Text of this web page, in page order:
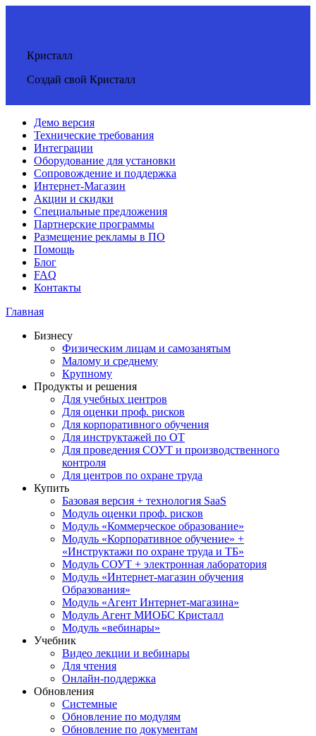
Кристалл
Создай свой Кристалл
Демо версия
Технические требования
Интеграции
Оборудование для установки
Сопровождение и поддержка
Интернет-Магазин
Акции и скидки
Специальные предложения
Партнерские программы
Размещение рекламы в ПО
Помощь
Блог
FAQ
Контакты
Главная
Бизнесу
Физическим лицам и самозанятым
Малому и среднему
Крупному
Продукты и решения
Для учебных центров
Для оценки проф. рисков
Для корпоративного обучения
Для инструктажей по ОТ
Для проведения СОУТ и производственного
контроля
Для центров по охране труда
Купить
Базовая версия + технология SaaS
Модуль оценки проф. рисков
Модуль «Коммерческое образование»
Модуль «Корпоративное обучение» +
«Инструктажи по охране труда и ТБ»
Модуль СОУТ + электронная лаборатория
Модуль «Интернет-магазин обучения
Образования»
Модуль «Агент Интернет-магазина»
Модуль Агент МИОБС Кристалл
Модуль «вебинары»
Учебник
Видео лекции и вебинары
Для чтения
Онлайн-поддержка
Обновления
Системные
Обновление по модулям
Обновление по документам